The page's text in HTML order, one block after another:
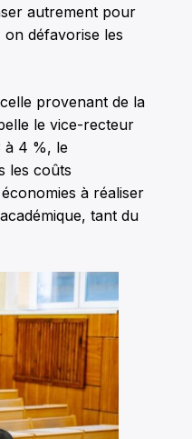
autrement pour
on défavorise les
provenant de la
le vice-recteur
à 4 %, le
les coûts
à réaliser
tant du